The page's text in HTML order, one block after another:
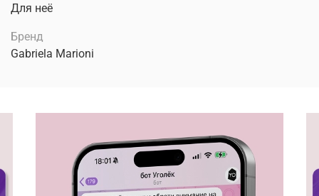
Для неё
Бренд
Gabriela Marioni